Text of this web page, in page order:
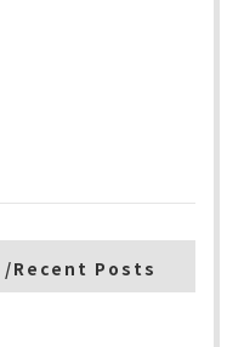
Recent Posts